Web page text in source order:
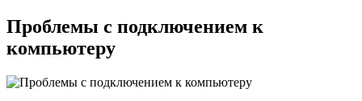
Проблемы с подключением к
компьютеру